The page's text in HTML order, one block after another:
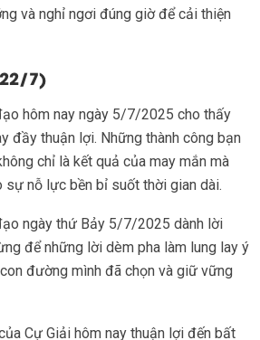
và nghỉ ngơi đúng giờ để cải thiện
7)
hôm nay ngày 5/7/2025 cho thấy
đầy thuận lợi. Những thành công bạn
chỉ là kết quả của may mắn mà
sự nỗ lực bền bỉ suốt thời gian dài.
ngày thứ Bảy 5/7/2025 dành lời
để những lời dèm pha làm lung lay ý
đường mình đã chọn và giữ vững
Cự Giải hôm nay thuận lợi đến bất